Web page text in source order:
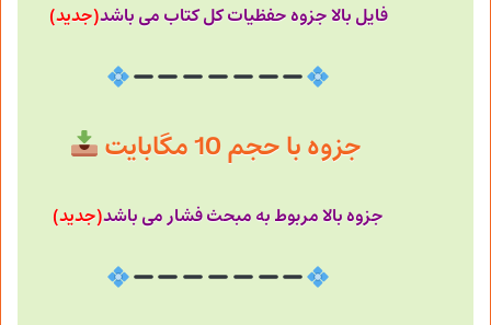
فایل بالا جزوه حفظیات کل کتاب می باشد(جدید)
جزوه با حجم 10 مگابایت
جزوه بالا مربوط به مبحث فشار می باشد(جدید)